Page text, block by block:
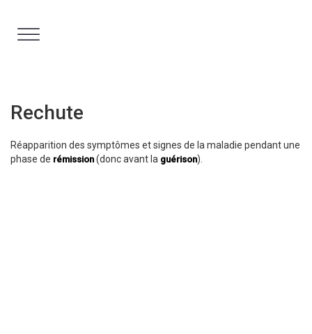
contenu
Rechute
Réapparition des symptômes et signes de la maladie pendant une
phase de rémission (donc avant la guérison).